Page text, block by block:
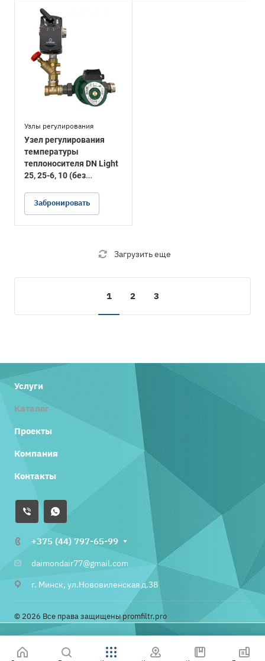
Узлы регулирования
Узел регулирования
температуры
теплоносителя DN Light
25, 25-6, 10 (без
Забронировать
Загрузить еще
1 2 3
Услуги
Каталог
Проекты
Компания
Контакты
+375 (44) 797-65-99
daimondair77@gmail.com
г. Минск, ул.Нововиленская д.38
© 2026 Все права защищены promfiltr.pro